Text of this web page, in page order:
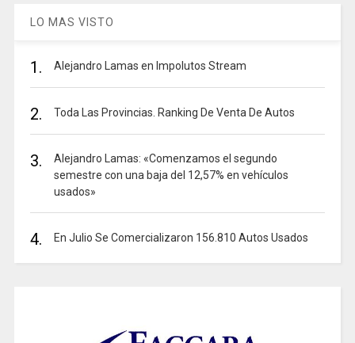
LO MAS VISTO
1. Alejandro Lamas en Impolutos Stream
2. Toda Las Provincias. Ranking De Venta De Autos
3.
Alejandro Lamas: «Comenzamos el segundo
semestre con una baja del 12,57% en vehículos
usados»
4. En Julio Se Comercializaron 156.810 Autos Usados